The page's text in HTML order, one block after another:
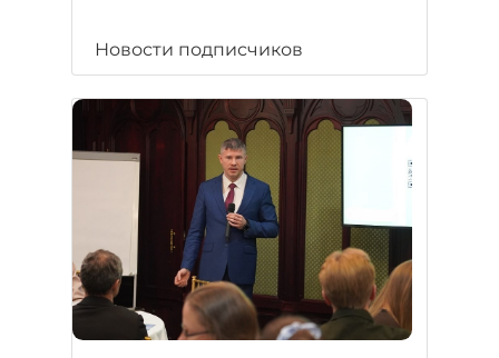
Новости подписчиков